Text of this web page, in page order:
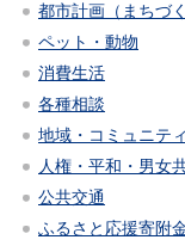
都市計画（まちづく
ペット・動物
消費生活
各種相談
地域・コミュニティ
人権・平和・男女
公共交通
ふるさと応援寄附